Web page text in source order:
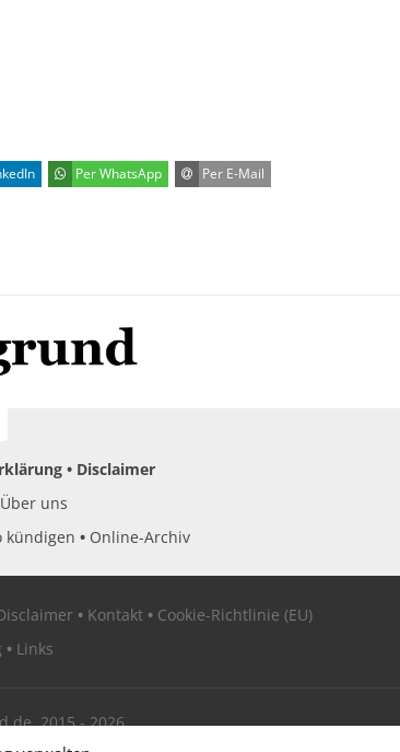
Per WhatsApp Per E-Mail
Disclaimer
Über uns
kündigen Online-Archiv
Kontakt
Cookie-Richtlinie (EU)
Links
2015 - 2026